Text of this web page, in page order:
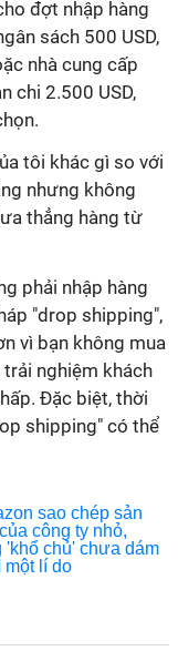
đợt nhập hàng
sách 500 USD,
nhà cung cấp
chi 2.500 USD,
tôi khác gì so với
nhưng không
thẳng hàng từ
phải nhập hàng
"drop shipping",
vì bạn không mua
nghiệm khách
Đặc biệt, thời
shipping" có thể